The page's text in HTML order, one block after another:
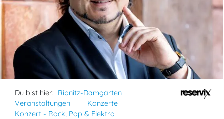
Du bist hier: Ribnitz-Damgarten
Veranstaltungen
Konzerte
Konzert - Rock, Pop & Elektro